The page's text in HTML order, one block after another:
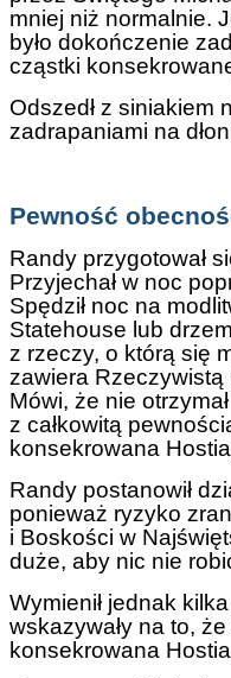
mniej niż normalnie.
było dokończenie
cząstki
Odszedł z siniakiem
zadrapaniami na
Pewność
Randy przygotował
Przyjechał w noc
Spędził noc na
Statehouse lub
z rzeczy, o którą się
zawiera
Mówi, że nie
z całkowitą
konsekrowana
Randy postanowił
ponieważ ryzyko
i Boskości w
duże, aby nic nie
Wymienił jednak
wskazywały na to,
konsekrowana